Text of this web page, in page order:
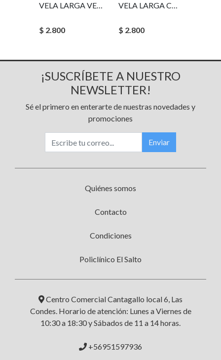
VELA LARGA VERDE BOSQUE
$ 2.800
VELA LARGA CALDERO INTENSO
$ 2.800
¡SUSCRÍBETE A NUESTRO
NEWSLETTER!
Sé el primero en enterarte de nuestras novedades y
promociones
Enviar
Quiénes somos
Contacto
Condiciones
Policlínico El Salto
Centro Comercial Cantagallo local 6, Las
Condes. Horario de atención: Lunes a Viernes de
10:30 a 18:30 y Sábados de 11 a 14 horas.
+56951597936